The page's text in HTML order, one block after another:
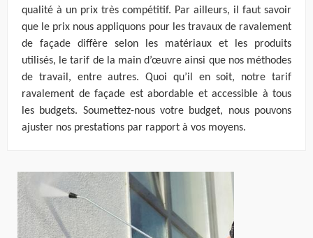
qualité à un prix très compétitif. Par ailleurs, il faut savoir
que le prix nous appliquons pour les travaux de ravalement
de façade diffère selon les matériaux et les produits
utilisés, le tarif de la main d’œuvre ainsi que nos méthodes
de travail, entre autres. Quoi qu’il en soit, notre tarif
ravalement de façade est abordable et accessible à tous
les budgets. Soumettez-nous votre budget, nous pouvons
ajuster nos prestations par rapport à vos moyens.